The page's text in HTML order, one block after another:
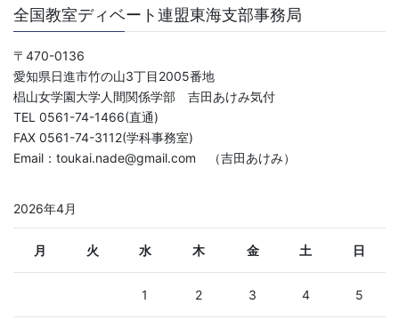
全国教室ディベート連盟東海支部事務局
〒470-0136
愛知県日進市竹の山3丁目2005番地
椙山女学園大学人間関係学部 吉田あけみ気付
TEL 0561-74-1466(直通)
FAX 0561-74-3112(学科事務室)
Email：toukai.nade@gmail.com （吉田あけみ）
2026年4月
月 火 水 木 金 土 日
1 2 3 4 5